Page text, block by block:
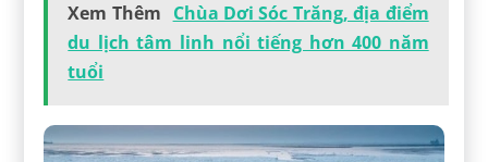
Xem Thêm Chùa Dơi Sóc Trăng, địa điểm
du lịch tâm linh nổi tiếng hơn 400 năm
tuổi